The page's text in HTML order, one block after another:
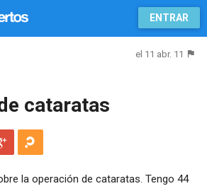
ENTRAR
el 11 abr. 11
cataratas
la operación de cataratas. Tengo 44